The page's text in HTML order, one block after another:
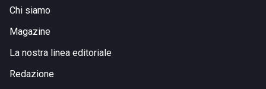
Chi siamo
Magazine
La nostra linea editoriale
Redazione